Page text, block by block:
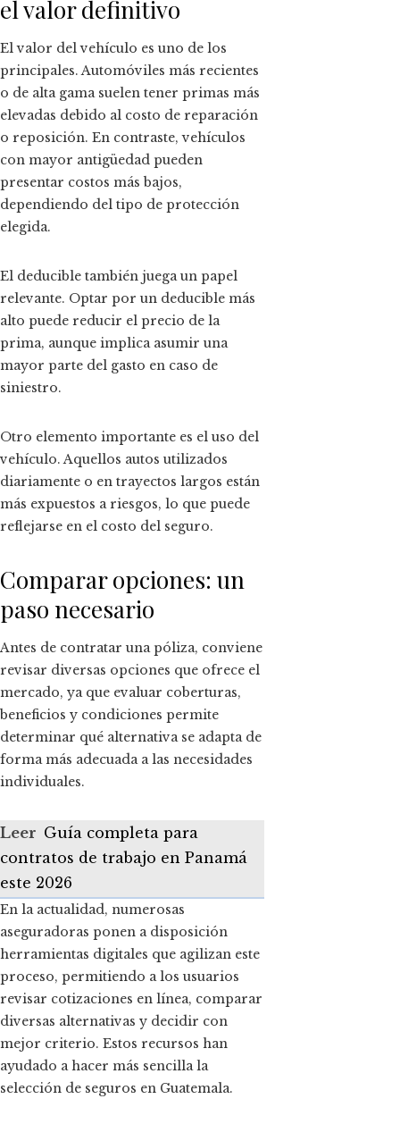
el valor definitivo
El valor del vehículo es uno de los
principales. Automóviles más recientes
o de alta gama suelen tener primas más
elevadas debido al costo de reparación
o reposición. En contraste, vehículos
con mayor antigüedad pueden
presentar costos más bajos,
dependiendo del tipo de protección
elegida.
El deducible también juega un papel
relevante. Optar por un deducible más
alto puede reducir el precio de la
prima, aunque implica asumir una
mayor parte del gasto en caso de
siniestro.
Otro elemento importante es el uso del
vehículo. Aquellos autos utilizados
diariamente o en trayectos largos están
más expuestos a riesgos, lo que puede
reflejarse en el costo del seguro.
Comparar opciones: un
paso necesario
Antes de contratar una póliza, conviene
revisar diversas opciones que ofrece el
mercado, ya que evaluar coberturas,
beneficios y condiciones permite
determinar qué alternativa se adapta de
forma más adecuada a las necesidades
individuales.
Leer Guía completa para
contratos de trabajo en Panamá
este 2026
En la actualidad, numerosas
aseguradoras ponen a disposición
herramientas digitales que agilizan este
proceso, permitiendo a los usuarios
revisar cotizaciones en línea, comparar
diversas alternativas y decidir con
mejor criterio. Estos recursos han
ayudado a hacer más sencilla la
selección de seguros en Guatemala.